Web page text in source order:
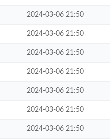
2024-03-06 21:50
2024-03-06 21:50
2024-03-06 21:50
2024-03-06 21:50
2024-03-06 21:50
2024-03-06 21:50
2024-03-06 21:50